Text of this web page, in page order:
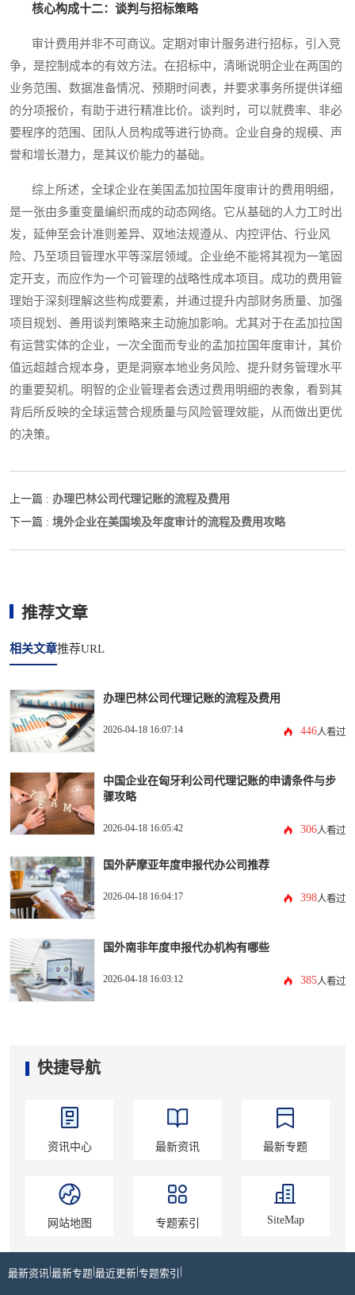
核心构成十二：谈判与招标策略
审计费用并非不可商议。定期对审计服务进行招标，引入竞
争，是控制成本的有效方法。在招标中，清晰说明企业在两国的
业务范围、数据准备情况、预期时间表，并要求事务所提供详细
的分项报价，有助于进行精准比价。谈判时，可以就费率、非必
要程序的范围、团队人员构成等进行协商。企业自身的规模、声
誉和增长潜力，是其议价能力的基础。
综上所述，全球企业在美国孟加拉国年度审计的费用明细，
是一张由多重变量编织而成的动态网络。它从基础的人力工时出
发，延伸至会计准则差异、双地法规遵从、内控评估、行业风
险、乃至项目管理水平等深层领域。企业绝不能将其视为一笔固
定开支，而应作为一个可管理的战略性成本项目。成功的费用管
理始于深刻理解这些构成要素，并通过提升内部财务质量、加强
项目规划、善用谈判策略来主动施加影响。尤其对于在孟加拉国
有运营实体的企业，一次全面而专业的孟加拉国年度审计，其价
值远超越合规本身，更是洞察本地业务风险、提升财务管理水平
的重要契机。明智的企业管理者会透过费用明细的表象，看到其
背后所反映的全球运营合规质量与风险管理效能，从而做出更优
的决策。
上一篇 : 办理巴林公司代理记账的流程及费用
下一篇 : 境外企业在美国埃及年度审计的流程及费用攻略
推荐文章
相关文章推荐URL
办理巴林公司代理记账的流程及费用
2026-04-18 16:07:14 446人看过
中国企业在匈牙利公司代理记账的申请条件与步
骤攻略
2026-04-18 16:05:42 306人看过
国外萨摩亚年度申报代办公司推荐
2026-04-18 16:04:17 398人看过
国外南非年度申报代办机构有哪些
2026-04-18 16:03:12 385人看过
快捷导航
资讯中心 最新资讯 最新专题
网站地图 专题索引 SiteMap
最新资讯 最新专题 最近更新 专题索引